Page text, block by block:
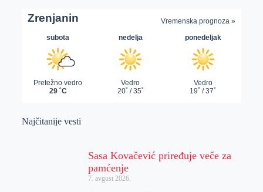
Najčitanije vesti
Sasa Kovačević priređuje veče za
pamćenje
7. avgust 2026.